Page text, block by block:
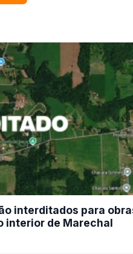
interditados para
interior de Marechal